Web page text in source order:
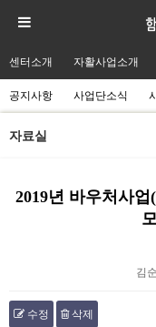
센터소개 자활사업소개
공지사항 사업단소식
자료실
2019년 바우처사
김
수정 삭제